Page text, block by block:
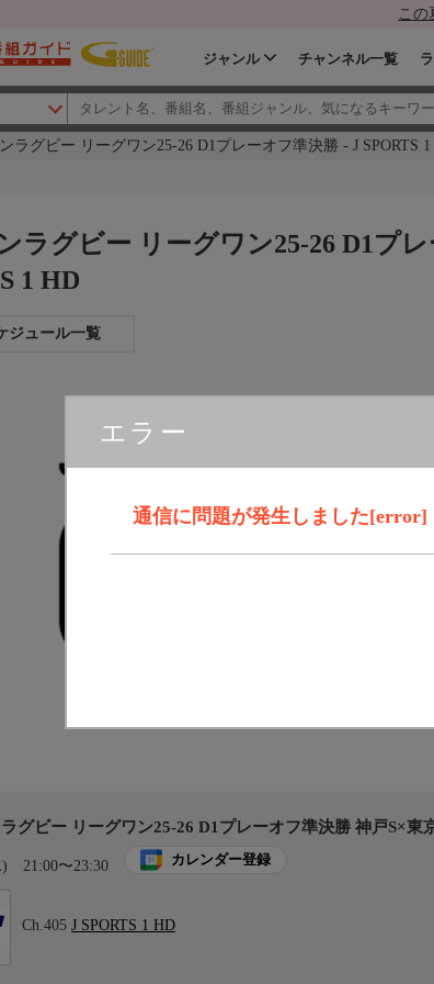
この
ジャンル チャンネル一覧
ラグビー リーグワン25-26 D1プレーオフ準決勝 - J SPORTS
エラー
通信に問題が発生しました[error]
ラグビー リーグワン25-26 D1プ
1 HD
ジュール一覧
グビー リーグワン25-26 D1プレーオフ準決勝 神戸S×東
21:00〜23:30 カレンダー登録
Ch.405 J SPORTS 1 HD